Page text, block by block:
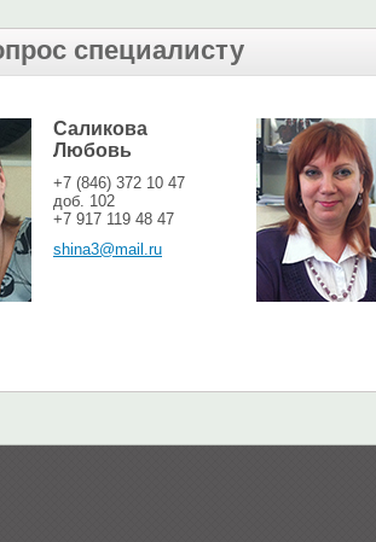
специалисту
Саликова
Любовь
+7 (846) 372 10 47
доб. 102
+7 917 119 48 47
shina3@mail.ru